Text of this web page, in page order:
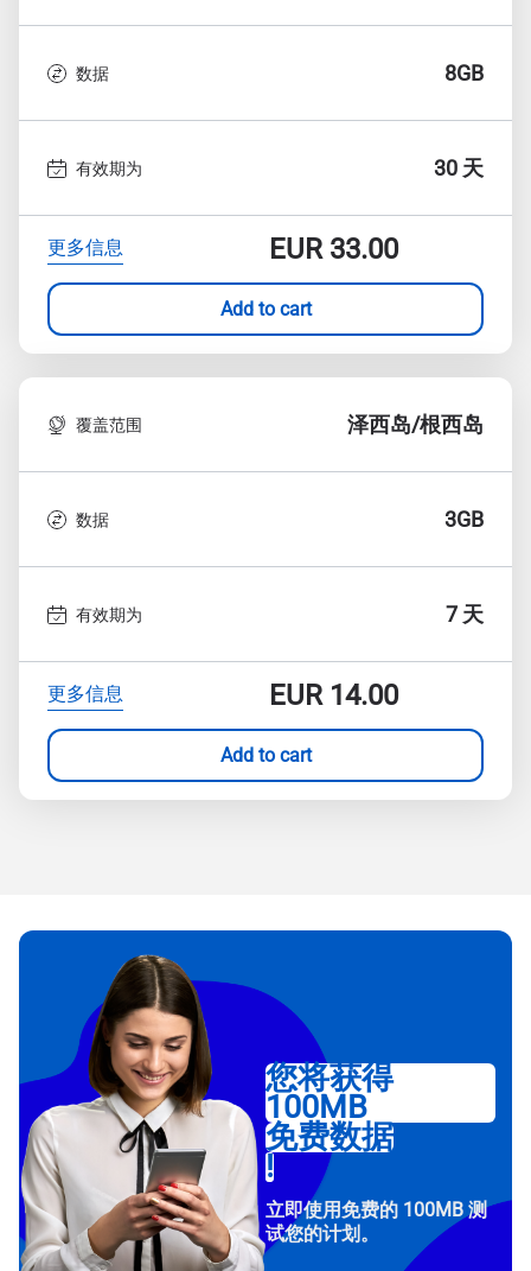
数据 8GB
有效期为 30 天
更多信息 EUR33.00
Add to cart
覆盖范围 泽西岛/根西岛
数据 3GB
有效期为 7 天
更多信息 EUR14.00
Add to cart
您将获得
100MB
免费数据
!
立即使用免费的 100MB 测
试您的计划。